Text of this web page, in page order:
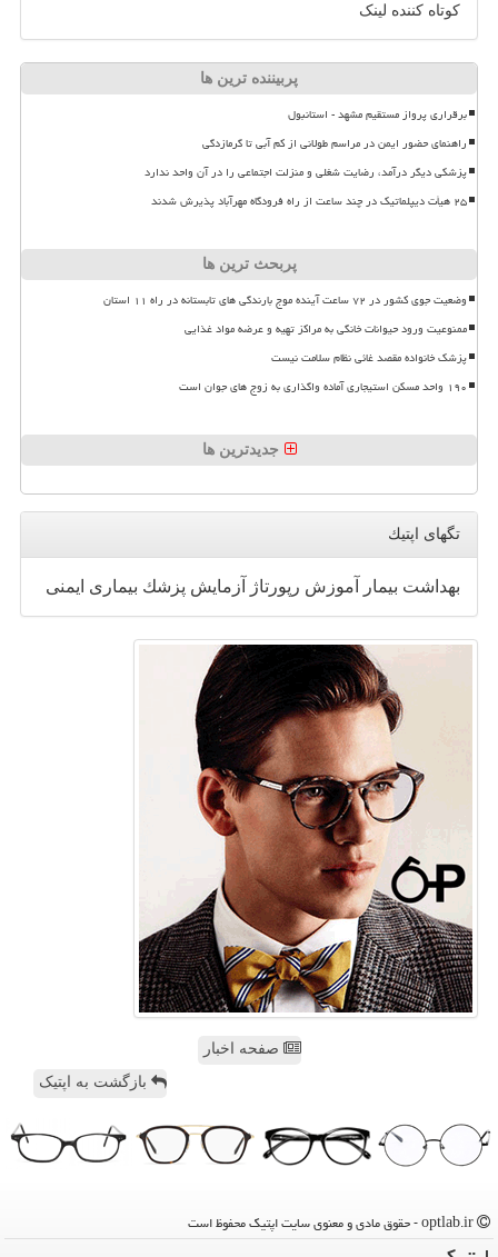
کوتاه کننده لینک
پربیننده ترین ها
برقراری پرواز مستقیم مشهد - استانبول
راهنمای حضور ایمن در مراسم طولانی از کم آبی تا گرمازدگی
پزشکی دیگر درآمد، رضایت شغلی و منزلت اجتماعی را در آن واحد ندارد
۲۵ هیأت دیپلماتیک در چند ساعت از راه فرودگاه مهرآباد پذیرش شدند
پربحث ترین ها
وضعیت جوی کشور در ۷۲ ساعت آینده موج بارندگی های تابستانه در راه ۱۱ استان
ممنوعیت ورود حیوانات خانگی به مراکز تهیه و عرضه مواد غذایی
پزشک خانواده مقصد غائی نظام سلامت نیست
۱۹۰ واحد مسکن استیجاری آماده واگذاری به زوج های جوان است
جدیدترین ها
تگهای اپتیك
بهداشت بیمار آموزش رپورتاژ آزمایش پزشك بیماری ایمنی
صفحه اخبار
بازگشت به اپتیک